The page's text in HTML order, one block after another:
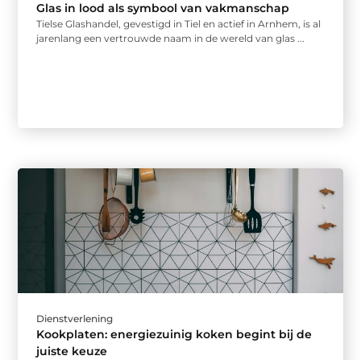
Glas in lood als symbool van vakmanschap
Tielse Glashandel, gevestigd in Tiel en actief in Arnhem, is al
jarenlang een vertrouwde naam in de wereld van glas ...
Dienstverlening
Kookplaten: energiezuinig koken begint bij de
juiste keuze